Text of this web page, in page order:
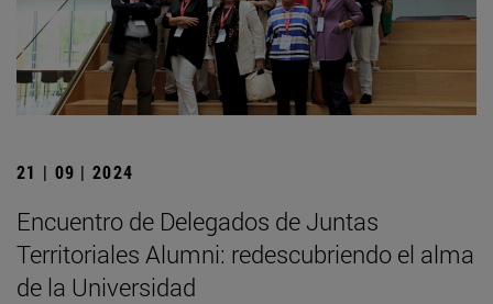
21 | 09 | 2024
Encuentro de Delegados de Juntas
Territoriales Alumni: redescubriendo el alma
de la Universidad